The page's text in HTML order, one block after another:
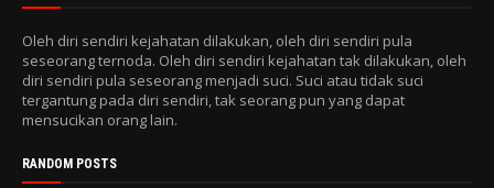
Oleh diri sendiri kejahatan dilakukan, oleh diri sendiri pula
seseorang ternoda. Oleh diri sendiri kejahatan tak dilakukan, oleh
diri sendiri pula seseorang menjadi suci. Suci atau tidak suci
tergantung pada diri sendiri, tak seorang pun yang dapat
mensucikan orang lain.
RANDOM POSTS